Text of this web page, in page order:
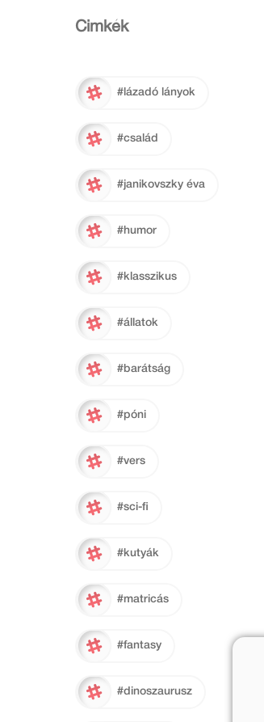
Cimkék
#lázadó lányok
#család
#janikovszky éva
#humor
#klasszikus
#állatok
#barátság
#póni
#vers
#sci-fi
#kutyák
#matricás
#fantasy
#dinoszaurusz